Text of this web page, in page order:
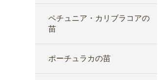
ペチュニア・カリブラコアの
苗
ポーチュラカの苗